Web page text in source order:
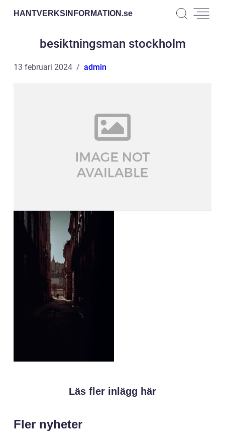
HANTVERKSINFORMATION.se
besiktningsman stockholm
13 februari 2024 admin
Läs fler inlägg här
Fler nyheter